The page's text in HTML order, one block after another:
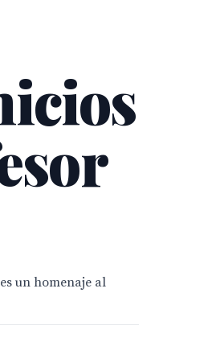
un homenaje al